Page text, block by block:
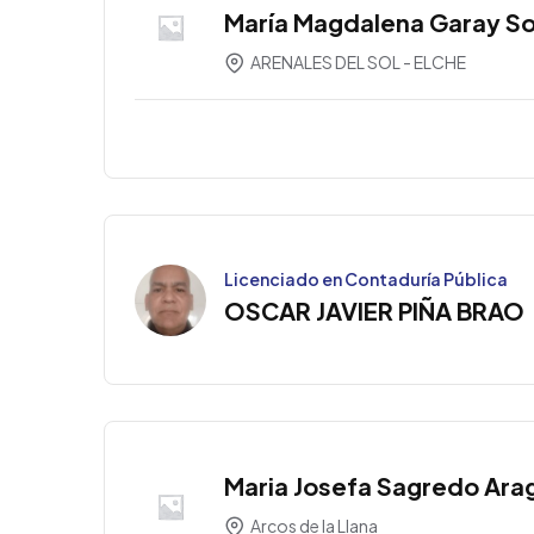
María Magdalena Garay
ARENALES DEL SOL - ELCHE
Licenciado en Contaduría Pública
OSCAR JAVIER PIÑA BRAO
Maria Josefa Sagredo
Arcos de la Llana